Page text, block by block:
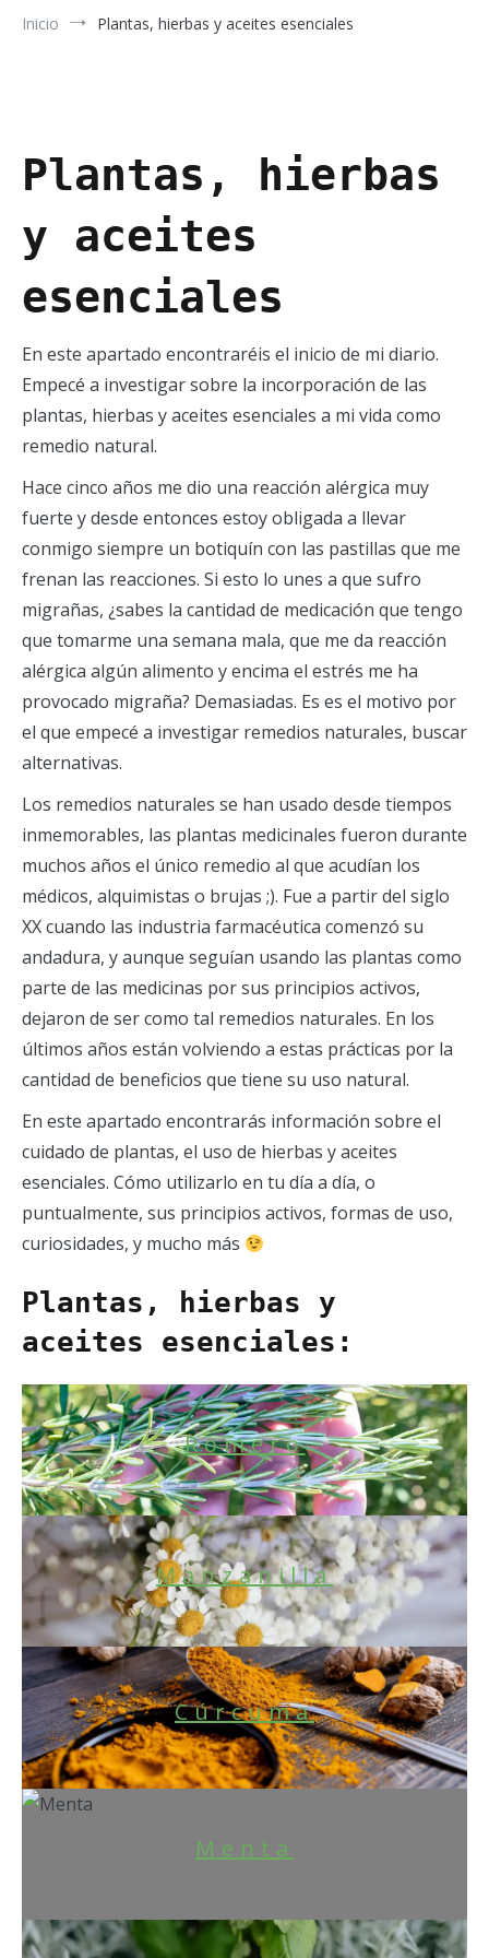
Inicio Plantas, hierbas y aceites esenciales
Plantas, hierbas
y aceites
esenciales
En este apartado encontraréis el inicio de mi diario.
Empecé a investigar sobre la incorporación de las
plantas, hierbas y aceites esenciales a mi vida como
remedio natural.
Hace cinco años me dio una reacción alérgica muy
fuerte y desde entonces estoy obligada a llevar
conmigo siempre un botiquín con las pastillas que me
frenan las reacciones. Si esto lo unes a que sufro
migrañas, ¿sabes la cantidad de medicación que tengo
que tomarme una semana mala, que me da reacción
alérgica algún alimento y encima el estrés me ha
provocado migraña? Demasiadas. Es es el motivo por
el que empecé a investigar remedios naturales, buscar
alternativas.
Los remedios naturales se han usado desde tiempos
inmemorables, las plantas medicinales fueron durante
muchos años el único remedio al que acudían los
médicos, alquimistas o brujas ;). Fue a partir del siglo
XX cuando las industria farmacéutica comenzó su
andadura, y aunque seguían usando las plantas como
parte de las medicinas por sus principios activos,
dejaron de ser como tal remedios naturales. En los
últimos años están volviendo a estas prácticas por la
cantidad de beneficios que tiene su uso natural.
En este apartado encontrarás información sobre el
cuidado de plantas, el uso de hierbas y aceites
esenciales. Cómo utilizarlo en tu día a día, o
puntualmente, sus principios activos, formas de uso,
curiosidades, y mucho más
Plantas, hierbas y
aceites esenciales:
Romero
Manzanilla
Cúrcuma
Menta